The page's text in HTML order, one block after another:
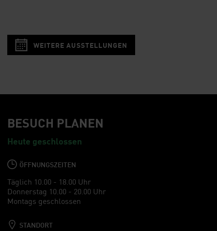
WEITERE AUSSTELLUNGEN
BESUCH PLANEN
Heute geschlossen
ÖFFNUNGSZEITEN
Täglich 10.00 - 18.00 Uhr
Donnerstag 10.00 - 20.00 Uhr
Montags geschlossen
STANDORT